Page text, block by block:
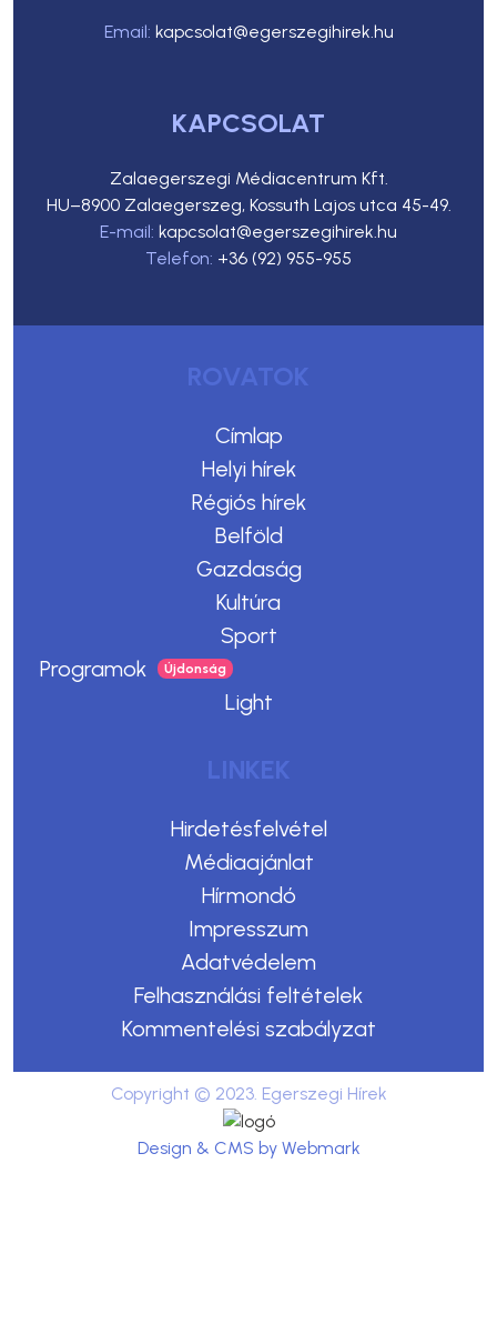
Email: kapcsolat@egerszegihirek.hu
KAPCSOLAT
Zalaegerszegi Médiacentrum Kft.
HU–8900 Zalaegerszeg, Kossuth Lajos utca 45-49.
E-mail: kapcsolat@egerszegihirek.hu
Telefon: +36 (92) 955-955
ROVATOK
Címlap
Helyi hírek
Régiós hírek
Belföld
Gazdaság
Kultúra
Sport
Programok
Light
LINKEK
Hirdetésfelvétel
Médiaajánlat
Hírmondó
Impresszum
Adatvédelem
Felhasználási feltételek
Kommentelési szabályzat
Copyright © 2023. Egerszegi Hírek
Design & CMS by Webmark